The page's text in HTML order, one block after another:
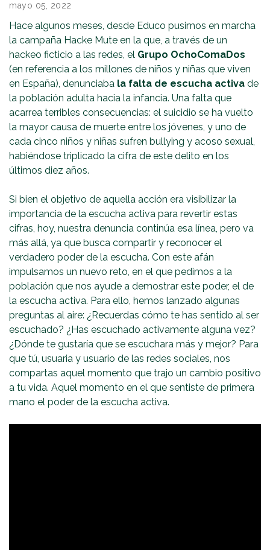
mayo 05, 2022
Hace algunos meses, desde Educo pusimos en marcha
la campaña Hacke Mute en la que, a través de un
hackeo ficticio a las redes, el Grupo OchoComaDos
(en referencia a los millones de niños y niñas que viven
en España), denunciaba la falta de escucha activa de
la población adulta hacia la infancia. Una falta que
acarrea terribles consecuencias: el suicidio se ha vuelto
la mayor causa de muerte entre los jóvenes, y uno de
cada cinco niños y niñas sufren bullying y acoso sexual,
habiéndose triplicado la cifra de este delito en los
últimos diez años.
Si bien el objetivo de aquella acción era visibilizar la
importancia de la escucha activa para revertir estas
cifras, hoy, nuestra denuncia continúa esa línea, pero va
más allá, ya que busca compartir y reconocer el
verdadero poder de la escucha. Con este afán
impulsamos un nuevo reto, en el que pedimos a la
población que nos ayude a demostrar este poder, el de
la escucha activa. Para ello, hemos lanzado algunas
preguntas al aire: ¿Recuerdas cómo te has sentido al ser
escuchado? ¿Has escuchado activamente alguna vez?
¿Dónde te gustaría que se escuchara más y mejor? Para
que tú, usuaria y usuario de las redes sociales, nos
compartas aquel momento que trajo un cambio positivo
a tu vida. Aquel momento en el que sentiste de primera
mano el poder de la escucha activa.